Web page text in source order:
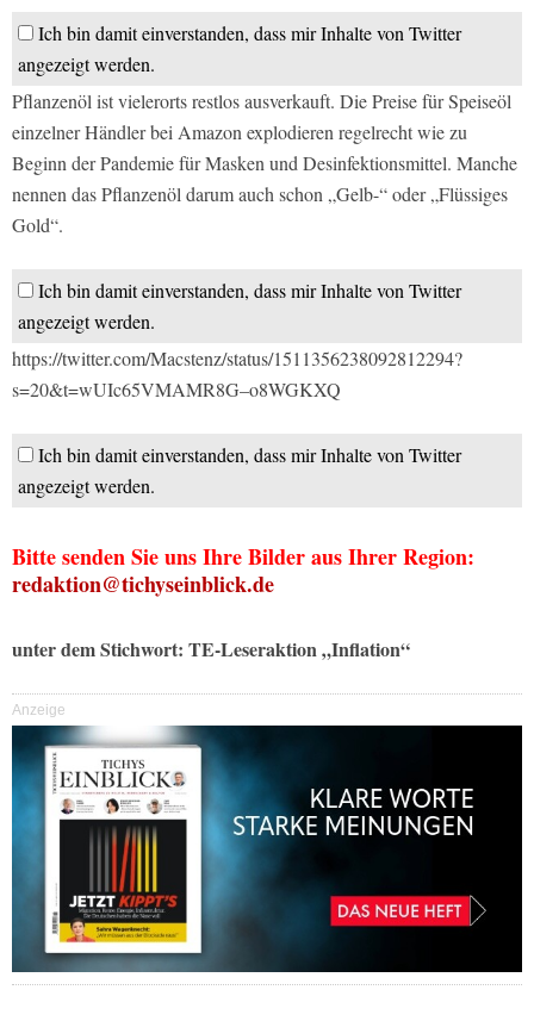
Ich bin damit einverstanden, dass mir Inhalte von Twitter
angezeigt werden.
Pflanzenöl ist vielerorts restlos ausverkauft. Die Preise für Speiseöl
einzelner Händler bei Amazon explodieren regelrecht wie zu
Beginn der Pandemie für Masken und Desinfektionsmittel. Manche
nennen das Pflanzenöl darum auch schon „Gelb-“ oder „Flüssiges
Gold“.
Ich bin damit einverstanden, dass mir Inhalte von Twitter
angezeigt werden.
https://twitter.com/Macstenz/status/1511356238092812294?
s=20&t=wUIc65VMAMR8G–o8WGKXQ
Ich bin damit einverstanden, dass mir Inhalte von Twitter
angezeigt werden.
Bitte senden Sie uns Ihre Bilder aus Ihrer Region:
redaktion@tichyseinblick.de
unter dem Stichwort: TE-Leseraktion „Inflation“
Anzeige